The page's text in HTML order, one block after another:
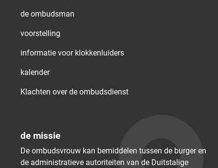
de ombudsman
voorstelling
informatie voor klokkenluiders
kalender
Klachten over de ombudsdienst
de missie
De ombudsvrouw kan bemiddelen tussen de burger en
de administratieve autoriteiten van de Duitstalige